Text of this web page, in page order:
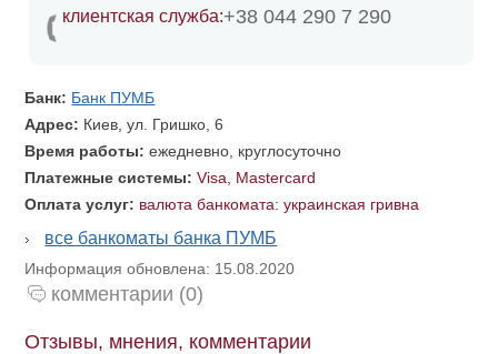
клиентская служба:+38 044 290 7 290
Банк: Банк ПУМБ
Адрес: Киев, ул. Гришко, 6
Время работы:ежедневно, круглосуточно
Платежные системы:Visa, Mastercard
Оплата услуг: валюта банкомата: украинская гривна
все банкоматы банка ПУМБ
Информация обновлена: 15.08.2020
комментарии (0)
Отзывы, мнения, комментарии